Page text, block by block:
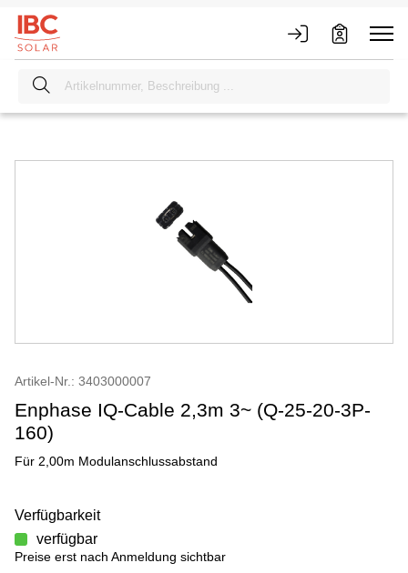
Artikel-Nr.: 3403000007
Enphase IQ-Cable 2,3m 3~ (Q-25-20-3P-
160)
Für 2,00m Modulanschlussabstand
Verfügbarkeit
verfügbar
Preise erst nach Anmeldung sichtbar